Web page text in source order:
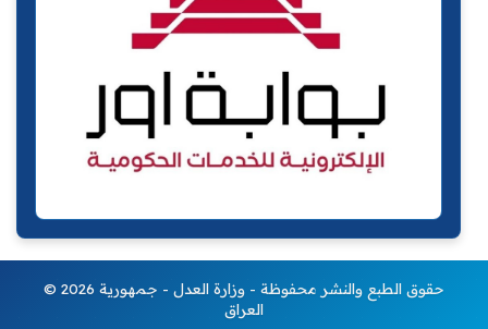
© 2026 حقوق الطبع والنشر محفوظة - وزارة العدل - جمهورية
العراق